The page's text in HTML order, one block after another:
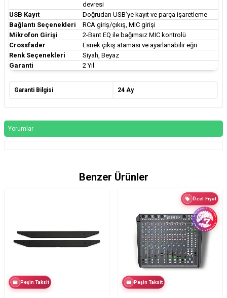
devresi
USB Kayıt
Doğrudan USB’ye kayıt ve parça işaretleme
Bağlantı Seçenekleri
RCA giriş/çıkış, MIC girişi
Mikrofon Girişi
2-Bant EQ ile bağımsız MIC kontrolü
Crossfader
Esnek çıkış ataması ve ayarlanabilir eğri
Renk Seçenekleri
Siyah, Beyaz
Garanti
2 Yıl
Garanti Bilgisi 24 Ay
Yorumlar
Benzer Ürünler
Peşin Taksit
Özel Fiyat
Peşin Taksit